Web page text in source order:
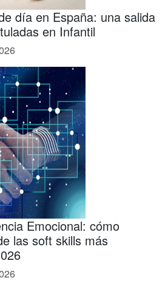
día en España: una salida
en Infantil
Emocional: cómo
las soft skills más